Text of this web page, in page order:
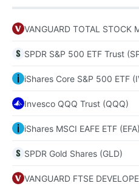
VANGUARD TOTAL STOCK
SPDR S&P 500 ETF Trust
iShares Core S&P 500 ETF
Invesco QQQ Trust (QQQ)
iShares MSCI EAFE ETF (EFA)
SPDR Gold Shares (GLD)
VANGUARD FTSE